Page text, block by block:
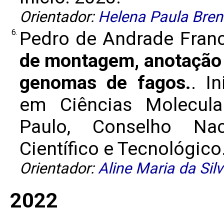
Orientador: Helena Paula
6. Pedro de Andrade
de montagem,
genomas de fagos..
em Ciências
Paulo, Conselho
Científico e
Orientador: Aline Maria da
2022